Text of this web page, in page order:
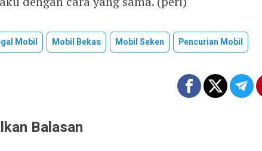
Mobil Mobil Bekas Mobil Seken Pencurian Mobil
Balasan